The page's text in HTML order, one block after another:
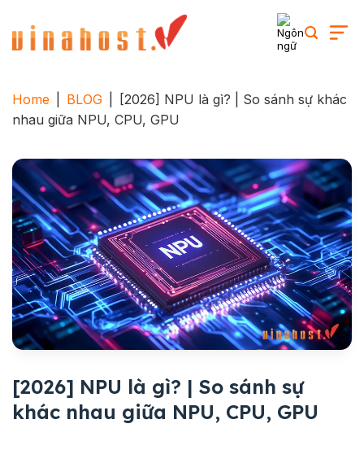
content
Home BLOG
[2026] NPU là gì? | So sánh sự khác
nhau giữa NPU, CPU, GPU
[2026] NPU là gì? | So sánh sự
khác nhau giữa NPU, CPU, GPU